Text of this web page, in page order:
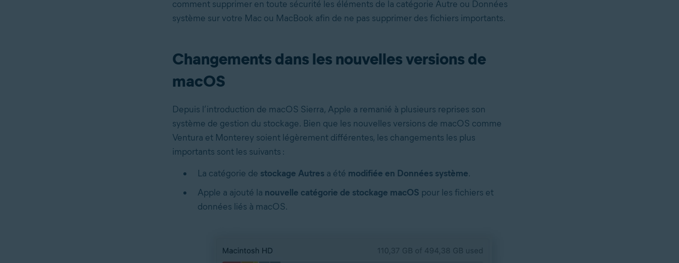
comment supprimer en toute sécurité les éléments de la catégorie Autre ou Données
système sur votre Mac ou MacBook afin de ne pas supprimer des fichiers importants.
Changements dans les nouvelles versions de
macOS
Depuis l’introduction de macOS Sierra, Apple a remanié à plusieurs reprises son
système de gestion du stockage. Bien que les nouvelles versions de macOS comme
Ventura et Monterey soient légèrement différentes, les changements les plus
importants sont les suivants :
La catégorie de stockage Autresa été modifiée en Données système.
Apple a ajouté la nouvelle catégorie de stockage macOS pour les fichiers et
données liés à macOS.